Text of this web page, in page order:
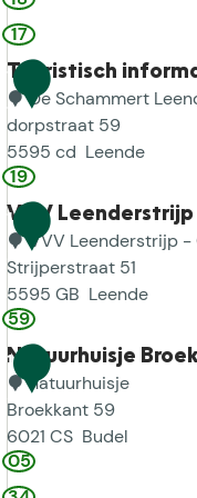
h
t
s
e
H
e
i
d
e
V
S
t
e
r
k
s
e
l
17
1
Toeristisch
De Schammert
dorpstraat 59
5595 cd Leende
T
o
e
r
i
s
i
s
c
h
i
19
1
2
VVV Leenderstrijp
VVV Leenderstrijp -
Strijperstraat 51
5595 GB Leende
V
V
V
L
e
e
n
59
1
3
Natuurhuisje
natuurhuisje
Broekkant 59
6021 CS Budel
N
a
05